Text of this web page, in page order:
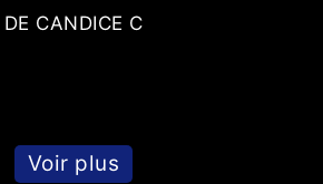
DE CANDICE C
Voir plus